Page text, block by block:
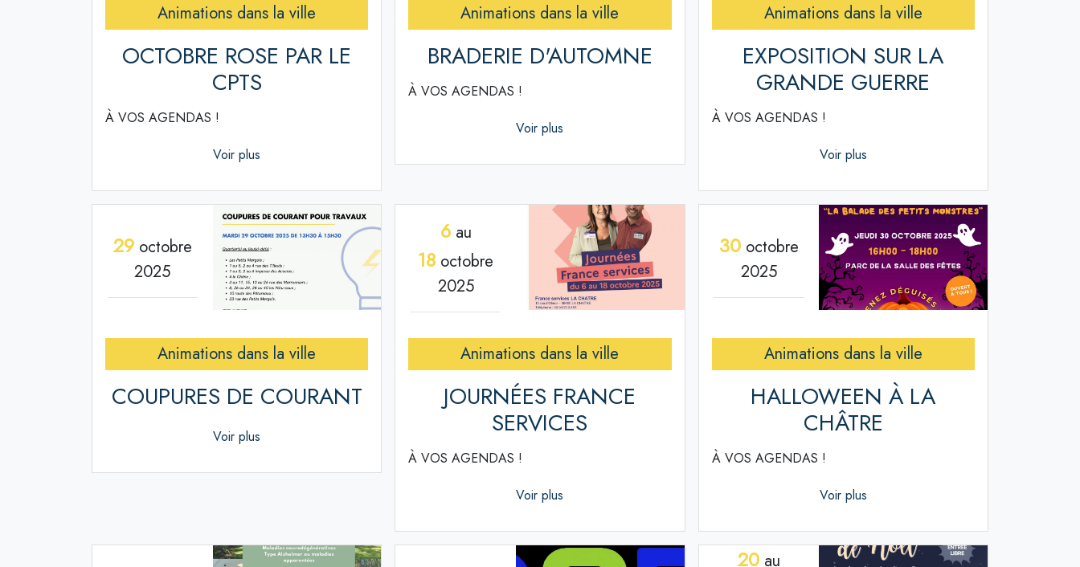
Animations dans la ville
OCTOBRE ROSE PAR LE
CPTS
À VOS AGENDAS !
Voir plus
Animations dans la ville
BRADERIE D'AUTOMNE
À VOS AGENDAS !
Voir plus
Animations dans la ville
EXPOSITION SUR LA
GRANDE GUERRE
À VOS AGENDAS !
Voir plus
29octobre
2025
Animations dans la ville
COUPURES DE COURANT
Voir plus
6au
18 octobre
2025
Animations dans la ville
JOURNÉES FRANCE
SERVICES
À VOS AGENDAS !
Voir plus
30 octobre
2025
Animations dans la ville
HALLOWEEN À LA
CHÂTRE
À VOS AGENDAS !
Voir plus
20 au